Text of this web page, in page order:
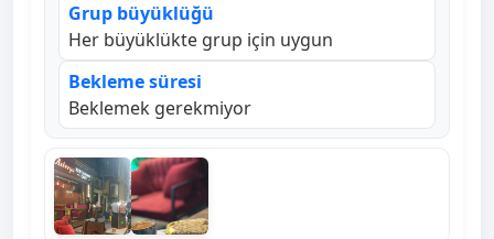
Grup büyüklüğü
Her büyüklükte grup için uygun
Bekleme süresi
Beklemek gerekmiyor